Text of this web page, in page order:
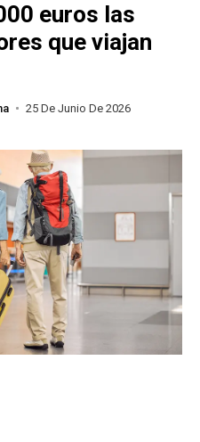
euros las
que viajan
25 De Junio De 2026